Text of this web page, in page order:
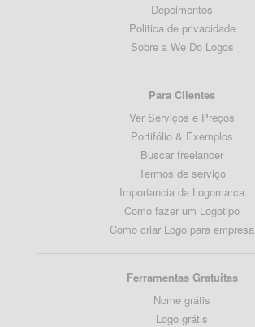
Depoimentos
Politica de privacidade
Sobre a We Do Logos
Para Clientes
Ver Serviços e Preços
Portifólio & Exemplos
Buscar freelancer
Termos de serviço
Importancia da Logomarca
Como fazer um Logotipo
Como criar Logo para empresa
Ferramentas Gratuitas
Nome grátis
Logo grátis